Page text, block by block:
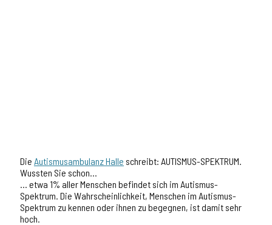
Die Autismusambulanz Halle schreibt: AUTISMUS-SPEKTRUM.
Wussten Sie schon…
… etwa 1% aller Menschen befindet sich im Autismus-
Spektrum. Die Wahrscheinlichkeit, Menschen im Autismus-
Spektrum zu kennen oder ihnen zu begegnen, ist damit sehr
hoch.